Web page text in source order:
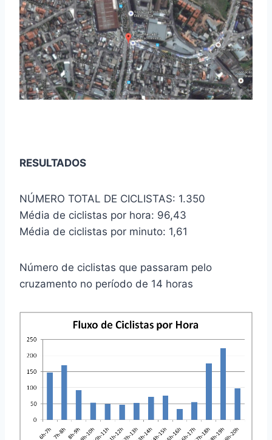
RESULTADOS
NÚMERO TOTAL DE CICLISTAS: 1.350
Média de ciclistas por hora: 96,43
Média de ciclistas por minuto: 1,61
Número de ciclistas que passaram pelo
cruzamento no período de 14 horas